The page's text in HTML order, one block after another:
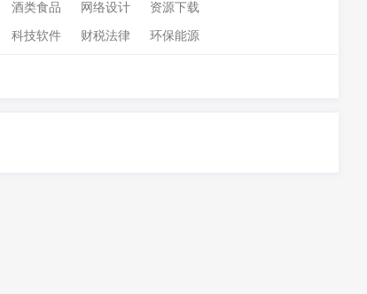
酒类食品 网络设计
资源下载
科技软件 财税法律 环保能源